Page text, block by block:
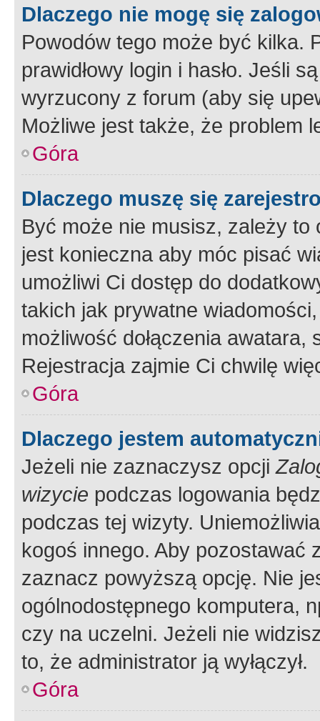
Dlaczego nie mogę się
Powodów tego może być kilka.
prawidłowy login i hasło. Jeśli
wyrzucony z forum (aby się
Możliwe jest także, że problem
Góra
Dlaczego muszę się
Być może nie musisz, zależy
jest konieczna aby móc pisać
umożliwi Ci dostęp do
takich jak prywatne
możliwość dołączenia
Rejestracja zajmie Ci chwilę
Góra
Dlaczego jestem
Jeżeli nie zaznaczysz opcji
wizycie podczas logowania
podczas tej wizyty.
kogoś innego. Aby pozostawać
zaznacz powyższą opcję. Nie
ogólnodostępnego komputera,
czy na uczelni. Jeżeli nie
to, że administrator ją wyłączył.
Góra